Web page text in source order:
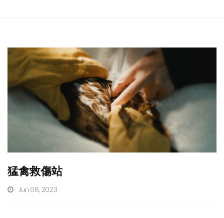
猛禽救傷站
Jun 08, 2023